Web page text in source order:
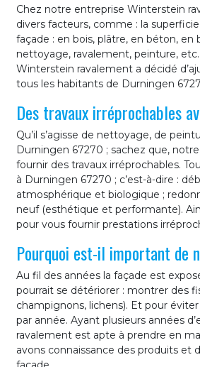
Chez notre entreprise Winterstein
divers facteurs, comme : la
façade : en bois, plâtre, en béton,
nettoyage, ravalement, peinture,
Winterstein ravalement a décidé
tous les habitants de Durningen
Des travaux irréprochables
Qu’il s’agisse de nettoyage, de
Durningen 67270 ; sachez que,
fournir des travaux irréprochables.
à Durningen 67270 ; c’est-à-dire :
atmosphérique et biologique ;
neuf (esthétique et performante).
pour vous fournir prestations
Pourquoi est-il important de
Au fil des années la façade est
pourrait se détériorer : montrer des
champignons, lichens). Et pour
par année. Ayant plusieurs années
ravalement est apte à prendre en
avons connaissance des produits